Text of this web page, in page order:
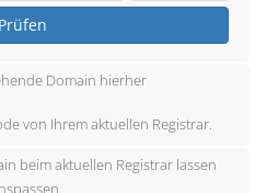
Prüfen
Domain hierher
von Ihrem aktuellen Registrar.
beim aktuellen Registrar lassen